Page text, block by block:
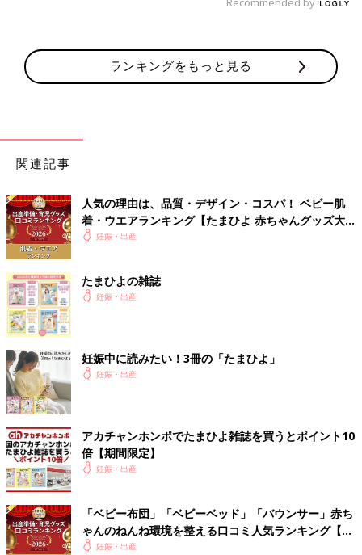
ランキングをもっと見る
関連記事
人気の理由は、品質・デザイン・コスパ！ ベビー肌
着・ウエアランキング【たまひよ 赤ちゃんグッズ大
賞2026】
妊娠・出産
たまひよの雑誌
妊娠・出産
妊娠中に読みたい！3冊の「たまひよ」
妊娠・出産
アカチャンホンポでたまひよ雑誌を買うとポイント10
倍【期間限定】
妊娠・出産
「ベビー布団」「ベビーベッド」「バウンサー」赤ち
ゃんのねんね環境を整える口コミ人気ランキング【た
まひよ 赤ちゃんグッズ大賞2026】
妊娠・出産